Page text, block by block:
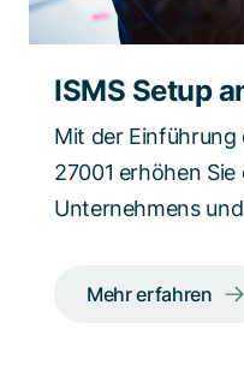
ISMS Setup
Mit der Einführung
27001 erhöhen
Unternehmens
Mehr erfahren